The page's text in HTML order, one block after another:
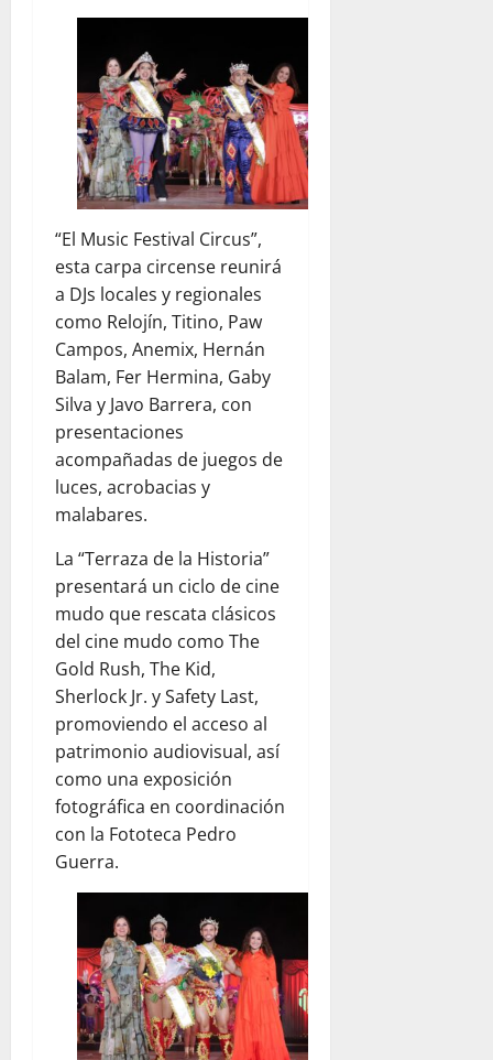
“El Music Festival Circus”,
esta carpa circense reunirá
a DJs locales y regionales
como Relojín, Titino, Paw
Campos, Anemix, Hernán
Balam, Fer Hermina, Gaby
Silva y Javo Barrera, con
presentaciones
acompañadas de juegos de
luces, acrobacias y
malabares.
La “Terraza de la Historia”
presentará un ciclo de cine
mudo que rescata clásicos
del cine mudo como The
Gold Rush, The Kid,
Sherlock Jr. y Safety Last,
promoviendo el acceso al
patrimonio audiovisual, así
como una exposición
fotográfica en coordinación
con la Fototeca Pedro
Guerra.